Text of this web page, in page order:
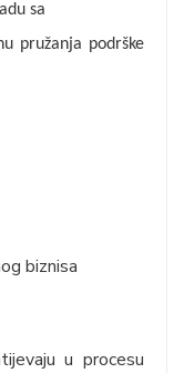
sa
pružanja podrške
biznisa
u procesu